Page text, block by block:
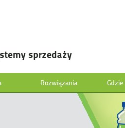
sprzedaży
Rozwiązania Gdzie